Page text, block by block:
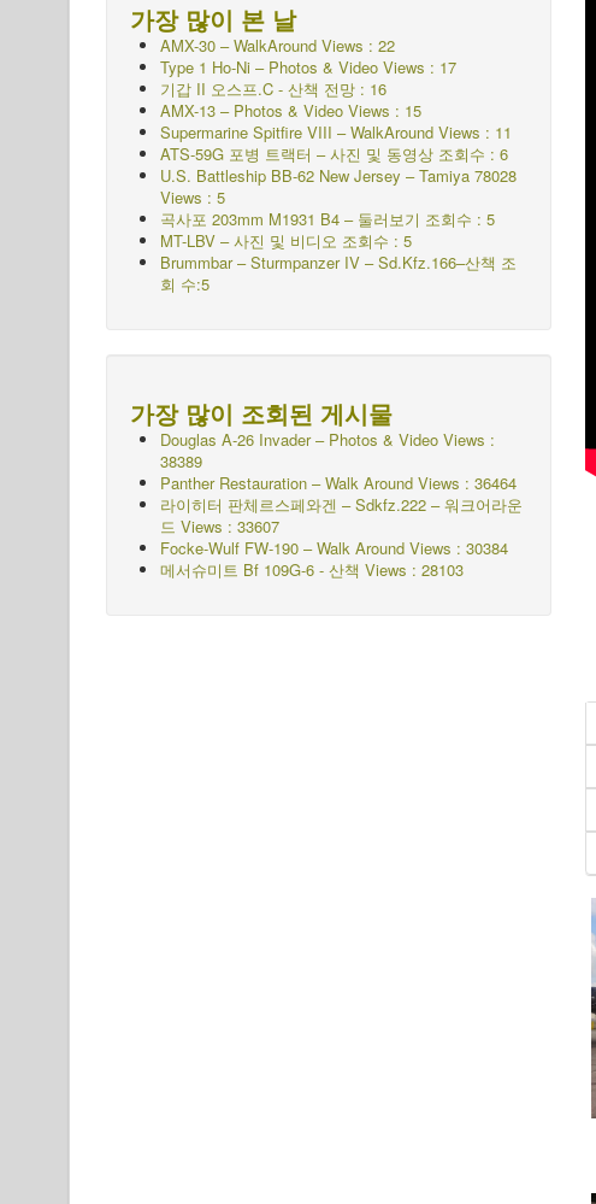
가장 많이 본 날
AMX-30 – WalkAround Views : 22
Type 1 Ho-Ni – Photos & Video Views : 17
기갑 II 오스프.C - 산책 전망 : 16
AMX-13 – Photos & Video Views : 15
Supermarine Spitfire VIII – WalkAround Views : 11
ATS-59G 포병 트랙터 – 사진 및 동영상 조회수 : 6
U.S. Battleship BB-62 New Jersey – Tamiya 78028
Views : 5
곡사포 203mm M1931 B4 – 둘러보기 조회수 : 5
MT-LBV – 사진 및 비디오 조회수 : 5
Brummbar – Sturmpanzer IV – Sd.Kfz.166–산책 조
회 수:5
가장 많이 조회된 게시물
Douglas A-26 Invader – Photos & Video Views :
38389
Panther Restauration – Walk Around Views : 36464
라이히터 판체르스페와겐 – Sdkfz.222 – 워크어라운
드 Views : 33607
Focke-Wulf FW-190 – Walk Around Views : 30384
메서슈미트 Bf 109G-6 - 산책 Views : 28103